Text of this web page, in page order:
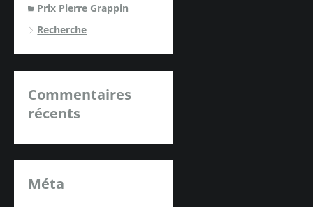
Prix Pierre Grappin
Recherche
Commentaires
récents
Méta